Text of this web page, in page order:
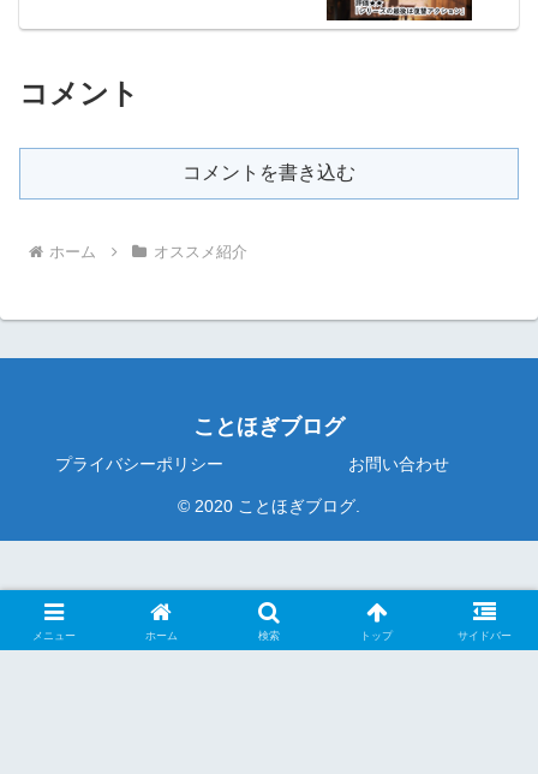
コメント
コメントを書き込む
ホーム オススメ紹介
ことほぎブログ
プライバシーポリシー お問い合わせ
© 2020 ことほぎブログ.
メニュー ホーム 検索 トップ サイドバー